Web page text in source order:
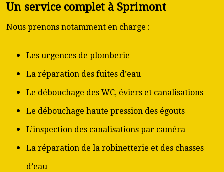
Un service complet à Sprimont
Nous prenons notamment en charge :
Les urgences de plomberie
La réparation des fuites d’eau
Le débouchage des WC, éviers et canalisations
Le débouchage haute pression des égouts
L’inspection des canalisations par caméra
La réparation de la robinetterie et des chasses
d’eau